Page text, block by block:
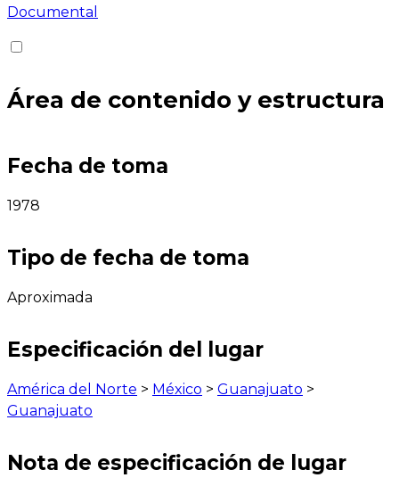
Documental
Área de contenido y estructura
Fecha de toma
1978
Tipo de fecha de toma
Aproximada
Especificación del lugar
América del Norte > México > Guanajuato >
Guanajuato
Nota de especificación de lugar